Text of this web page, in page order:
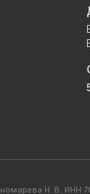
Н. В.